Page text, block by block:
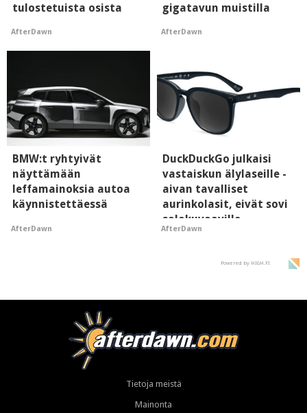
tulostetuista osista
AfterDawn
gigatavun muistilla
AfterDawn
BMW:t ryhtyivät
näyttämään
leffamainoksia autoa
käynnistettäessä
AfterDawn
DuckDuckGo julkaisi
vastaiskun älylaseille -
aivan tavalliset
aurinkolasit, eivät sovi
salakuvaaville
hyypiöille
AfterDawn
Powered by HIGH.FI
Tietoja meistä
Mainonta